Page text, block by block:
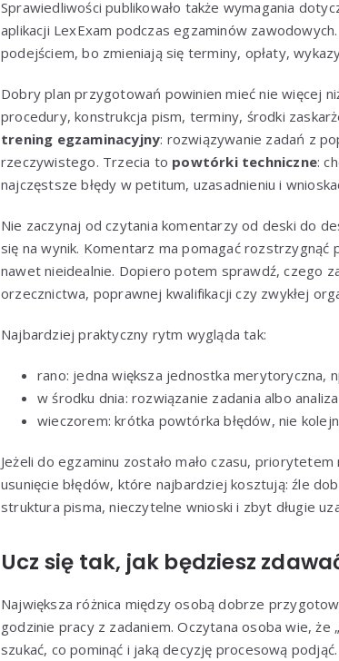
Sprawiedliwości publikowało także wymagania
aplikacji LexExam podczas egzaminów
podejściem, bo zmieniają się terminy, opłaty,
Dobry plan przygotowań powinien mieć nie więcej
procedury, konstrukcja pism, terminy, środki
trening egzaminacyjny: rozwiązywanie zadań z
rzeczywistego. Trzecia to powtórki techniczne:
najczęstsze błędy w petitum, uzasadnieniu i
Nie zaczynaj od czytania komentarzy od deski do
się na wynik. Komentarz ma pomagać
nawet nieidealnie. Dopiero potem sprawdź, czego
orzecznictwa, poprawnej kwalifikacji czy zwykłej
Najbardziej praktyczny rytm wygląda tak:
rano: jedna większa jednostka merytoryczna,
w środku dnia: rozwiązanie zadania albo
wieczorem: krótka powtórka błędów, nie
Jeżeli do egzaminu zostało mało czasu,
usunięcie błędów, które najbardziej kosztują: źle
struktura pisma, nieczytelne wnioski i zbyt długie
Ucz się tak, jak będziesz
Największa różnica między osobą dobrze
godzinie pracy z zadaniem. Oczytana osoba wie,
szukać, co pominąć i jaką decyzję procesową podjąć.